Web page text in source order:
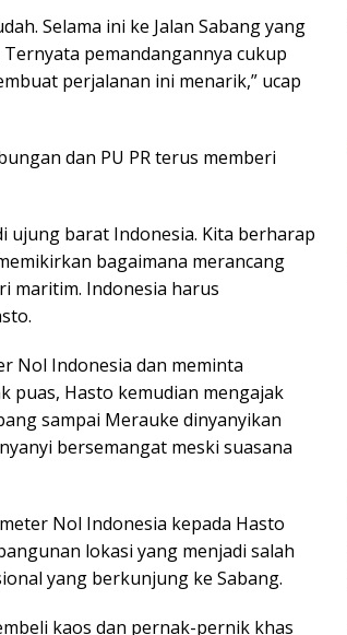
Selama ini ke Jalan Sabang yang
pemandangannya cukup
perjalanan ini menarik,” ucap
dan PU PR terus memberi
ujung barat Indonesia. Kita berharap
bagaimana merancang
maritim. Indonesia harus
Nol Indonesia dan meminta
puas, Hasto kemudian mengajak
sampai Merauke dinyanyikan
bersemangat meski suasana
Nol Indonesia kepada Hasto
lokasi yang menjadi salah
yang berkunjung ke Sabang.
kaos dan pernak-pernik khas